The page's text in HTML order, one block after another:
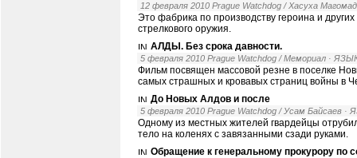
12 февраля 2010 Prague Watchdog / Хасуха
Это фабрика по производству героина и
стрелкового оружия.
АЛДЫ. Без срока давности.
5 февраля 2010 Prague Watchdog / Мемориал ·
Фильм посвящен массовой резне в поселке
самых страшных и кровавых страниц войны в
До Новых Алдов и после
5 февраля 2010 Prague Watchdog / Усам Байсаев ·
Одному из местных жителей гвардейцы
тело на коленях с завязанными сзади руками.
Обращение к генеральному прокурору по